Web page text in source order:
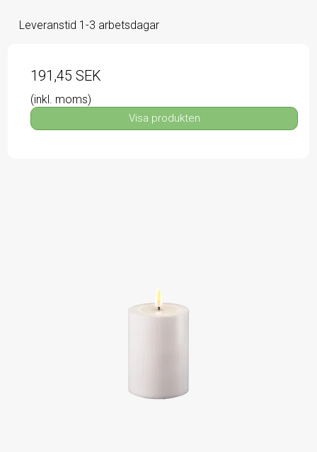
Leveranstid 1-3 arbetsdagar
191,45 SEK
(inkl. moms)
Visa produkten